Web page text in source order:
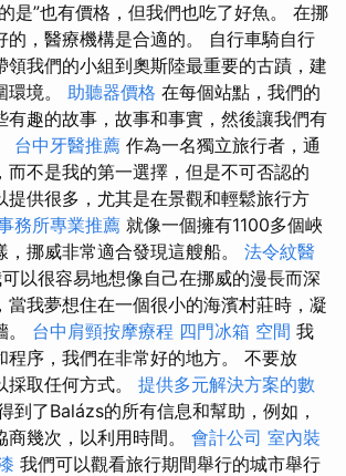
是”也有價格，但我們也吃了好魚。 在挪
的，醫療機構是合適的。 自行車騎自行
領我們的小組到奧斯陸最重要的古蹟，建
環境。 助聽器價格 在每個站點，我們的
有趣的故事，故事和事實，然後讓我們有
台中牙醫推薦 作為一名獨立旅行者，通
而不是我的第一選擇，但是不可否認的
提供很多，尤其是在景觀和輕鬆旅行方
務所專業推薦 就像一個擁有1100多個峽
挪威非常適合發現這艘船。 法令紋醫
以很容易地想像自己在挪威的漫長而深
當我夢想住在一個很小的海濱村莊時，凝
。 台中肩頸按摩療程 四門冰箱 空間 我
程序，我們在非常好的地方。 不要放
取任何方式。 提供多元解決方案的數
到了Balázs的所有信息和幫助，例如，
幾次，以利用時間。 會計公司 室內裝
我們可以觀看旅行期間舉行的城市舉行